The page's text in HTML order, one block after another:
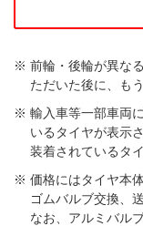
前輪・後輪が異な
ただいた後に、も
輸入車等一部車両
いるタイヤが表示
装着されているタ
価格にはタイヤ本
ゴムバルブ交換、
なお、アルミバル